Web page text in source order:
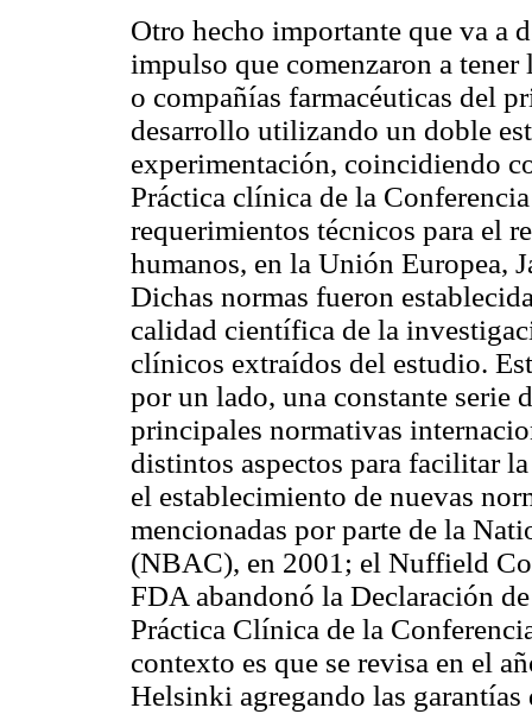
Otro hecho importante que va a
impulso que comenzaron a
o compañías farmacéuticas del
desarrollo utilizando un doble
experimentación, coincidiendo
Práctica clínica de la
requerimientos técnicos para el
humanos, en la Unión Europea,
Dichas normas fueron
calidad científica de la
clínicos extraídos del estudio.
por un lado, una constante serie
principales normativas
distintos aspectos para facilitar
el establecimiento de nuevas
mencionadas por parte de la
(NBAC), en 2001; el Nuffield
FDA abandonó la Declaración
Práctica Clínica de la
contexto es que se revisa en el
Helsinki agregando las